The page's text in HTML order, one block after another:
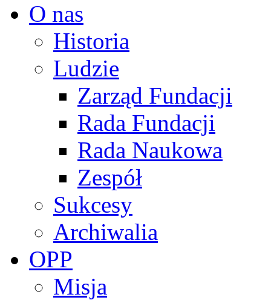
O nas
Historia
Ludzie
Zarząd Fundacji
Rada Fundacji
Rada Naukowa
Zespół
Sukcesy
Archiwalia
OPP
Misja